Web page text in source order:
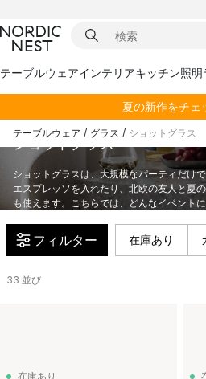
テーブルウェアインテリアキッチン照明
夏の新作をチェ
テーブルウェア / グラス / ショットグラス
ショットグラス
ショットグラスは、大規模なパーティだけ
エスプレッソを入れたり、北欧の友人と夏
も使えます。こちらでは、どんなイベント
フィルター 在庫あり
33 並び
在庫あり